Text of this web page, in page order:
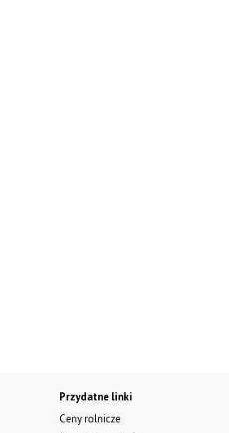
Przydatne linki
Ceny rolnicze